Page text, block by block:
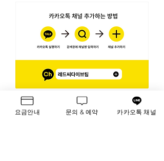
요금안내 문의 & 예약 카카오톡 채널